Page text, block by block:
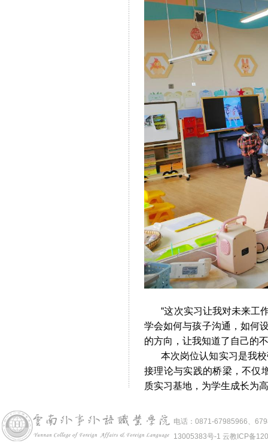
“这次实习让我对未来工作
学会如何与孩子沟通，如何
的方向，让我知道了自己的
本次岗位认知实习是我校
接理论与实践的桥梁，不仅
质实习基地，为学生成长为
电话：0871-67985966、
13005383号-1 云教ICP备